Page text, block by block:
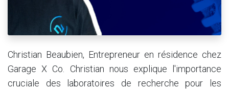
Christian Beaubien, Entrepreneur en résidence chez
Garage X Co. Christian nous explique l'importance
cruciale des laboratoires de recherche pour les